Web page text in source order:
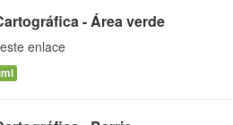
- Área verde
enlace